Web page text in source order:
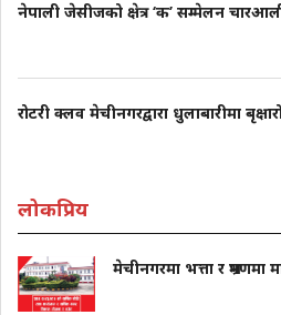
नेपाली जेसीजको क्षेत्र ‘क’ सम्मेलन
रोटरी क्लव मेचीनगरद्वारा धुलाबारीमा
लोकप्रिय
मेचीनगरमा भत्ता र भ्रमणमा